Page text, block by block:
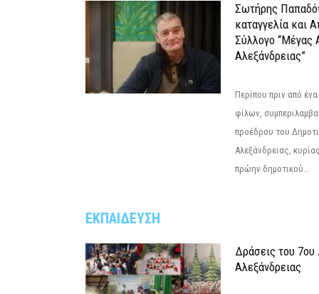
Σωτήρης
καταγγελία και
Σύλλογο “Μέγας
Αλεξάνδρειας”
Περίπου πριν από
φίλων,
προέδρου του
Αλεξάνδρειας,
πρώην δημοτικού...
ΕΚΠΑΙΔΕΥΣΗ
Δράσεις του 7ου
Αλεξάνδρειας